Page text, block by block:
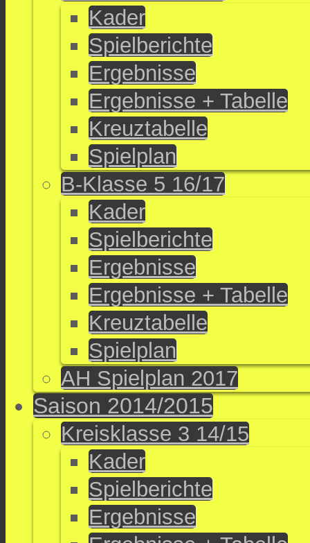
Kader
Spielberichte
Ergebnisse
Ergebnisse + Tabelle
Kreuztabelle
Spielplan
B-Klasse 5 16/17
Kader
Spielberichte
Ergebnisse
Ergebnisse + Tabelle
Kreuztabelle
Spielplan
AH Spielplan 2017
Saison 2014/2015
Kreisklasse 3 14/15
Kader
Spielberichte
Ergebnisse